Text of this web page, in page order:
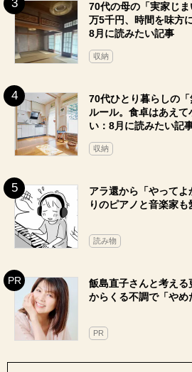
70代の母の「実家じ
万5千円、時間を味方
8月に読みたい記事
収納
70代ひとり暮らしの
ルール。食卓はあえ
い：8月に読みたい記
収納
アラ還から「やって
りのピアノと音楽家
読み物
飯島直子さんと考え
からくる不調で「やめ
PR